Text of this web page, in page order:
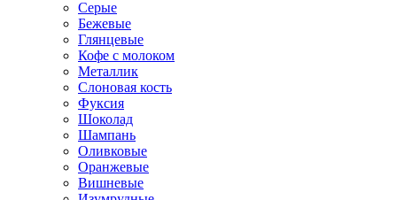
Серые
Бежевые
Глянцевые
Кофе с молоком
Металлик
Слоновая кость
Фуксия
Шоколад
Шампань
Оливковые
Оранжевые
Вишневые